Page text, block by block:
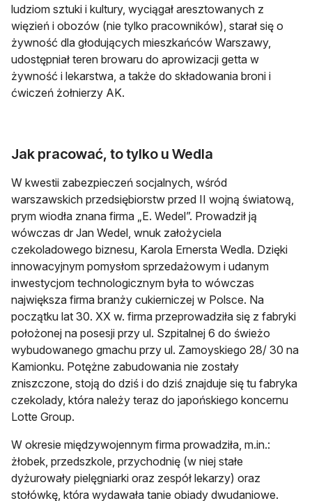
ludziom sztuki i kultury, wyciągał aresztowanych z
więzień i obozów (nie tylko pracowników), starał się o
żywność dla głodujących mieszkańców Warszawy,
udostępniał teren browaru do aprowizacji getta w
żywność i lekarstwa, a także do składowania broni i
ćwiczeń żołnierzy AK.
Jak pracować, to tylko u Wedla
W kwestii zabezpieczeń socjalnych, wśród
warszawskich przedsiębiorstw przed II wojną światową,
prym wiodła znana firma „E. Wedel”. Prowadził ją
wówczas dr Jan Wedel, wnuk założyciela
czekoladowego biznesu, Karola Ernersta Wedla. Dzięki
innowacyjnym pomysłom sprzedażowym i udanym
inwestycjom technologicznym była to wówczas
największa firma branży cukierniczej w Polsce. Na
początku lat 30. XX w. firma przeprowadziła się z fabryki
położonej na posesji przy ul. Szpitalnej 6 do świeżo
wybudowanego gmachu przy ul. Zamoyskiego 28/ 30 na
Kamionku. Potężne zabudowania nie zostały
zniszczone, stoją do dziś i do dziś znajduje się tu fabryka
czekolady, która należy teraz do japońskiego koncernu
Lotte Group.
W okresie międzywojennym firma prowadziła, m.in.:
żłobek, przedszkole, przychodnię (w niej stałe
dyżurowały pielęgniarki oraz zespół lekarzy) oraz
stołówkę, która wydawała tanie obiady dwudaniowe.